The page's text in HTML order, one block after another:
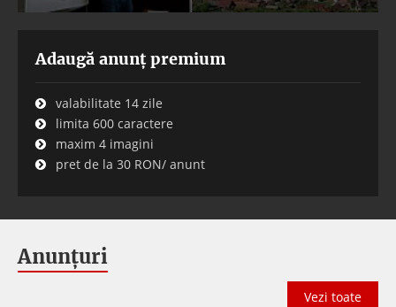
Adaugă anunț premium
valabilitate 14 zile
limita 600 caractere
maxim 4 imagini
pret de la 30 RON/ anunt
Anunțuri
Vezi toate